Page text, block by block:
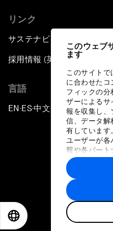
このウェブ
ます
このサイト
に合わせたコ
フィックの分
ザーによるサ
報を収集し、
信、データ解
有しています
ユーザーが各
報や各パート
に収集され
トナーによっ
す。
リンク
サステナビリティへの取り
採用情報 (英語のみ)
言語
EN ▪ES▪中文▪ 日本語
プライバシーポ
サイ
©
世